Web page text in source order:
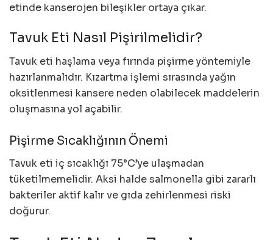
etinde kanserojen bileşikler ortaya çıkar.
Tavuk Eti Nasıl Pişirilmelidir?
Tavuk eti haşlama veya fırında pişirme yöntemiyle
hazırlanmalıdır. Kızartma işlemi sırasında yağın
oksitlenmesi kansere neden olabilecek maddelerin
oluşmasına yol açabilir.
Pişirme Sıcaklığının Önemi
Tavuk eti iç sıcaklığı 75°C’ye ulaşmadan
tüketilmemelidir. Aksi halde salmonella gibi zararlı
bakteriler aktif kalır ve gıda zehirlenmesi riski
doğurur.